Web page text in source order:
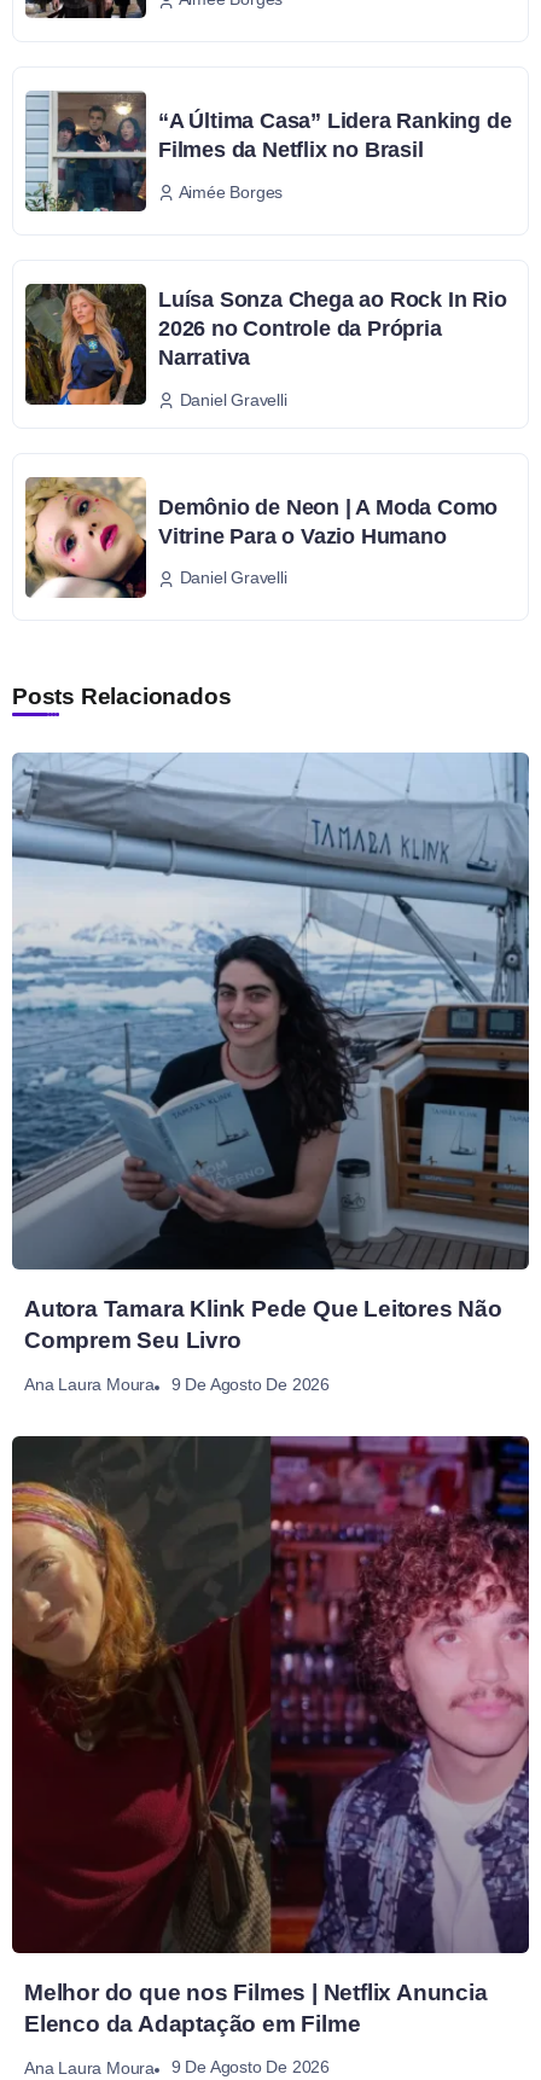
“A Última Casa” Lidera Ranking de
Filmes da Netflix no Brasil
Aimée Borges
Luísa Sonza Chega ao Rock In Rio
2026 no Controle da Própria
Narrativa
Daniel Gravelli
Demônio de Neon | A Moda Como
Vitrine Para o Vazio Humano
Daniel Gravelli
Posts Relacionados
Autora Tamara Klink Pede Que Leitores Não
Comprem Seu Livro
Ana Laura Moura 9 De Agosto De 2026
Melhor do que nos Filmes | Netflix Anuncia
Elenco da Adaptação em Filme
Ana Laura Moura 9 De Agosto De 2026